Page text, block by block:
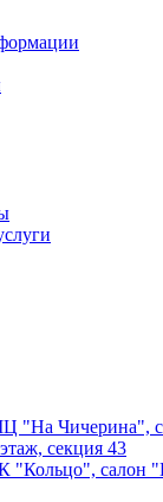
"На Чичерина",
секция 43
"Кольцо", салон